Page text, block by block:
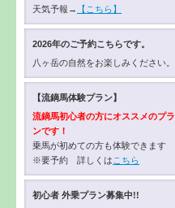
天気予報→
【こちら】
2026年のご予約こちらです。
八ヶ岳の自然をお楽しみください。
【流鏑馬体験プラン】
流鏑馬初心者の方にオススメのプラ
ンです！
乗馬が初めての方も体験できます
※要予約 詳しくは こちら
初心者 外乗プラン募集中!!